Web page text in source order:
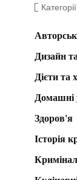
Категорії
Дизайн
Дієти та
Домашні
Здоров'я
Історія
Кримінал